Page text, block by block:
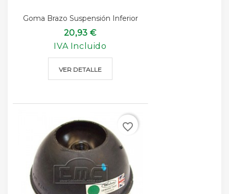
Goma Brazo Suspensión Inferior
20,93 €
IVA Incluido
VER DETALLE
favorite_border